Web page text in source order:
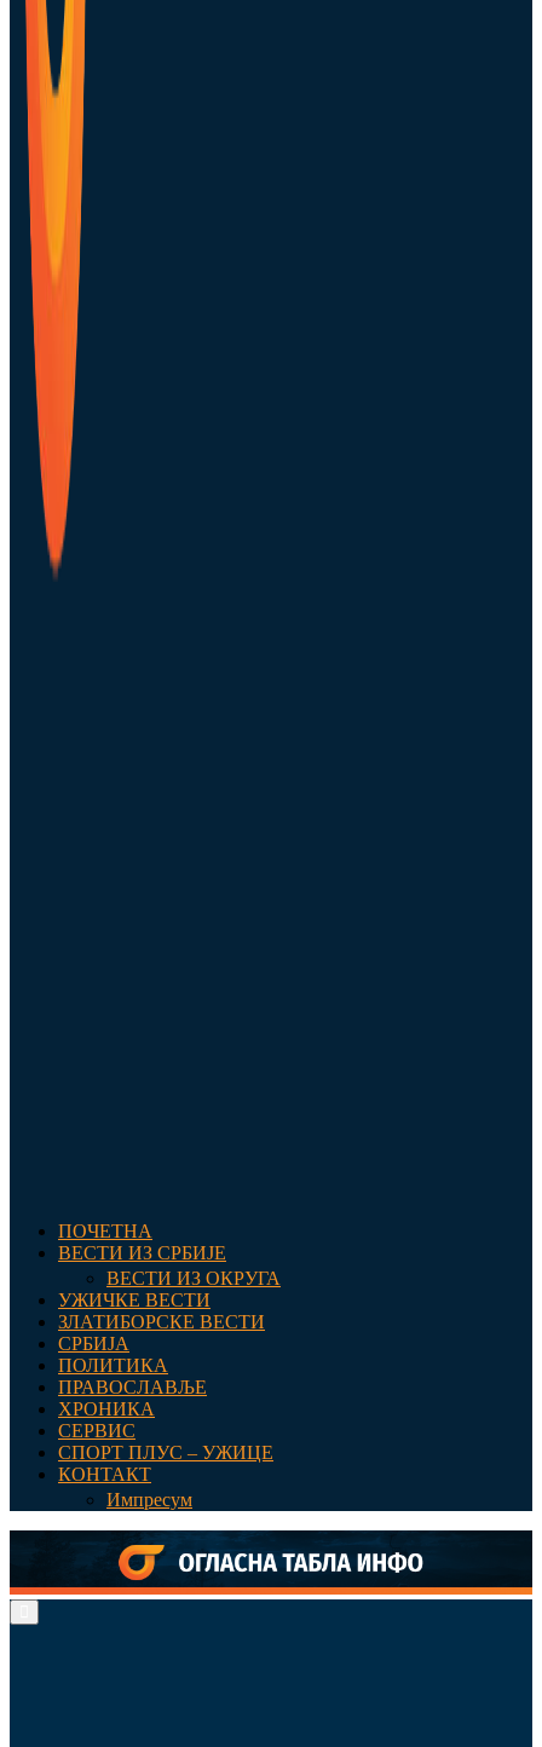
ПОЧЕТНА
ВЕСТИ ИЗ СРБИЈЕ
ВЕСТИ ИЗ ОКРУГА
УЖИЧКЕ ВЕСТИ
ЗЛАТИБОРСКЕ ВЕСТИ
СРБИЈА
ПОЛИТИКА
ПРАВОСЛАВЉЕ
ХРОНИКА
СЕРВИС
СПОРТ ПЛУС – УЖИЦЕ
КОНТАКТ
Импресум
Menu